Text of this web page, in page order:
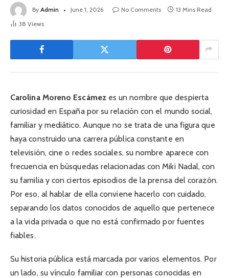
By Admin June 1, 2026 No Comments
13 Mins Read
38 Views
Carolina Moreno Escámezes un nombre que despierta
curiosidad en España por su relación con el mundo social,
familiar y mediático. Aunque no se trata de una figura que
haya construido una carrera pública constante en
televisión, cine o redes sociales, su nombre aparece con
frecuencia en búsquedas relacionadas con Miki Nadal, con
su familia y con ciertos episodios de la prensa del corazón.
Por eso, al hablar de ella conviene hacerlo con cuidado,
separando los datos conocidos de aquello que pertenece
a la vida privada o que no está confirmado por fuentes
fiables.
Su historia pública está marcada por varios elementos. Por
un lado, su vínculo familiar con personas conocidas en